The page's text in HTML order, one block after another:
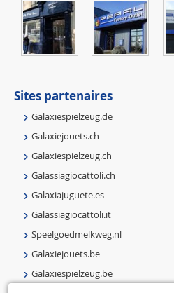
Sites partenaires
Galaxiespielzeug.de
Galaxiejouets.ch
Galaxiespielzeug.ch
Galassiagiocattoli.ch
Galaxiajuguete.es
Galassiagiocattoli.it
Speelgoedmelkweg.nl
Galaxiejouets.be
Galaxiespielzeug.be